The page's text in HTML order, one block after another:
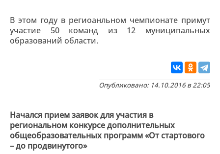
В этом году в региоанльном чемпионате примут
участие 50 команд из 12 муниципальных
образований области.
Опубликовано: 14.10.2016 в 22:05
Начался прием заявок для участия в
региональном конкурсе дополнительных
общеобразовательных программ «От стартового
– до продвинутого»